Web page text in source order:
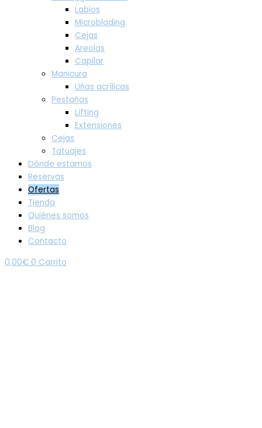
Labios
Microblading
Cejas
Areolas
Capilar
Manicura
Uñas acrílicas
Pestañas
Lifting
Extensiones
Cejas
Tatuajes
Dónde estamos
Reservas
Ofertas
Tienda
Quiénes somos
Blog
Contacto
0,00€ 0 Carrito